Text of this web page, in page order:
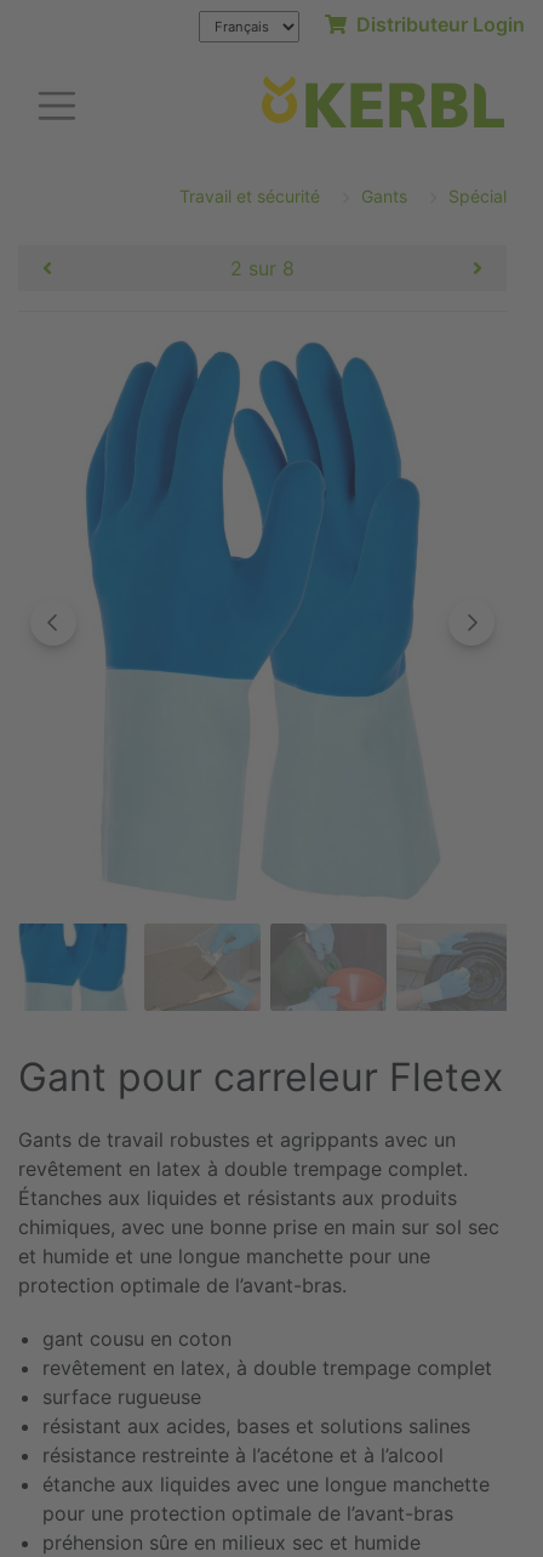
Distributeur Login
Travail et sécurité Gants Spécial
2 sur 8
Gant pour carreleur Fletex
Gants de travail robustes et agrippants avec un
revêtement en latex à double trempage complet.
Étanches aux liquides et résistants aux produits
chimiques, avec une bonne prise en main sur sol sec
et humide et une longue manchette pour une
protection optimale de l’avant-bras.
gant cousu en coton
revêtement en latex, à double trempage complet
surface rugueuse
résistant aux acides, bases et solutions salines
résistance restreinte à l’acétone et à l’alcool
étanche aux liquides avec une longue manchette
pour une protection optimale de l’avant-bras
préhension sûre en milieux sec et humide